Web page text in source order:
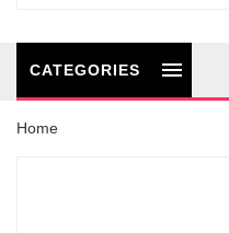
CATEGORIES
Home